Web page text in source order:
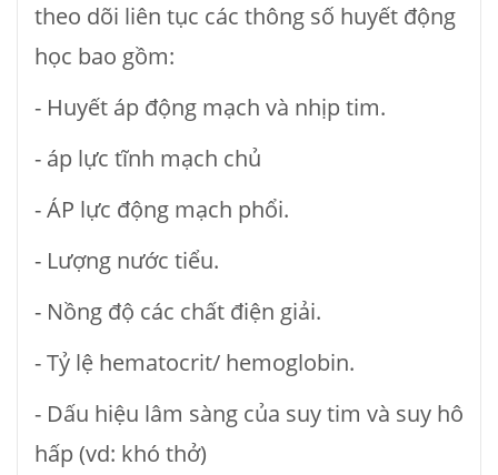
theo dõi liên tục các thông số huyết động
học bao gồm:
- Huyết áp động mạch và nhịp tim.
- áp lực tĩnh mạch chủ
- ÁP lực động mạch phổi.
- Lượng nước tiểu.
- Nồng độ các chất điện giải.
- Tỷ lệ hematocrit/ hemoglobin.
- Dấu hiệu lâm sàng của suy tim và suy hô
hấp (vd: khó thở)